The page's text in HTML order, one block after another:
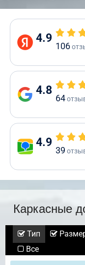
4.9
106
4.8
64
4.9
39
Каркасные
Тип
Все